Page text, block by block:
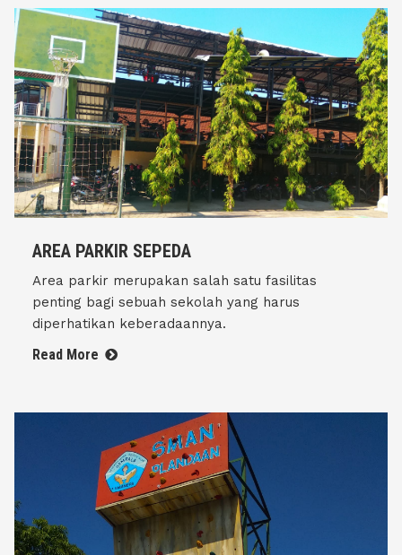
AREA PARKIR SEPEDA
Area parkir merupakan salah satu fasilitas
penting bagi sebuah sekolah yang harus
diperhatikan keberadaannya.
Read More